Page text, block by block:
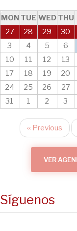
MON TUE WED THU
27
28 29 30
3
4 5 6
10
11 12 13
17
18 19 20
24
25 26 27
31
1 2 3
Pagination
‹‹ Previous
VER
Síguenos